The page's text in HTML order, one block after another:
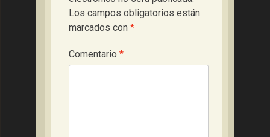
Los campos obligatorios están
marcados con *
Comentario *